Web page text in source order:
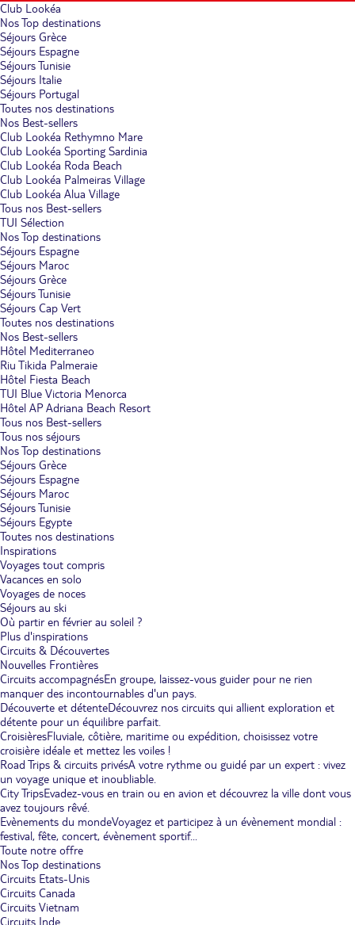
Club Lookéa
Nos Top destinations
Séjours Grèce
Séjours Espagne
Séjours Tunisie
Séjours Italie
Séjours Portugal
Toutes nos destinations
Nos Best-sellers
Club Lookéa Rethymno Mare
Club Lookéa Sporting Sardinia
Club Lookéa Roda Beach
Club Lookéa Palmeiras Village
Club Lookéa Alua Village
Tous nos Best-sellers
TUI Sélection
Nos Top destinations
Séjours Espagne
Séjours Maroc
Séjours Grèce
Séjours Tunisie
Séjours Cap Vert
Toutes nos destinations
Nos Best-sellers
Hôtel Mediterraneo
Riu Tikida Palmeraie
Hôtel Fiesta Beach
TUI Blue Victoria Menorca
Hôtel AP Adriana Beach Resort
Tous nos Best-sellers
Tous nos séjours
Nos Top destinations
Séjours Grèce
Séjours Espagne
Séjours Maroc
Séjours Tunisie
Séjours Egypte
Toutes nos destinations
Inspirations
Voyages tout compris
Vacances en solo
Voyages de noces
Séjours au ski
Où partir en février au soleil ?
Plus d'inspirations
Circuits & Découvertes
Nouvelles Frontières
Circuits accompagnésEn groupe, laissez-vous guider pour ne rien
manquer des incontournables d'un pays.
Découverte et détenteDécouvrez nos circuits qui allient exploration et
détente pour un équilibre parfait.
CroisièresFluviale, côtière, maritime ou expédition, choisissez votre
croisière idéale et mettez les voiles !
Road Trips & circuits privésA votre rythme ou guidé par un expert : vivez
un voyage unique et inoubliable.
City TripsEvadez-vous en train ou en avion et découvrez la ville dont vous
avez toujours rêvé.
Evènements du mondeVoyagez et participez à un évènement mondial :
festival, fête, concert, évènement sportif...
Toute notre offre
Nos Top destinations
Circuits Etats-Unis
Circuits Canada
Circuits Vietnam
Circuits Inde